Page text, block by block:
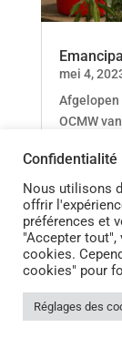
mei 4,
Afgelopen
OCMW

Confidentialité
Nous utilisons
offrir
préférences et
"Accepter
cookies.
cookies" pour
Réglages des